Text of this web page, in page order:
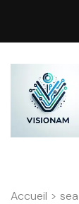
contenu
(Pressez
Entrée)
Accueil > sea